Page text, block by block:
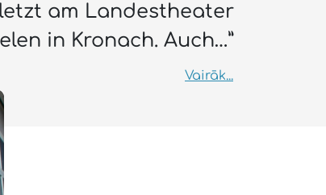
am Landestheater
in Kronach. Auch…”
Vairāk...